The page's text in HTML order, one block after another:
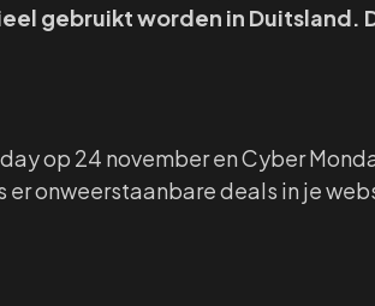
gebruikt worden in Duitsland.
op 24 november en Cyber
onweerstaanbare deals in je